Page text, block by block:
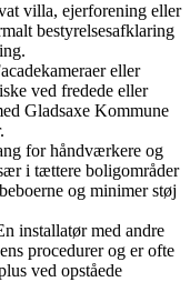
villa, ejerforening eller
bestyrelsesafklaring
eller
ved fredede eller
Gladsaxe Kommune
for håndværkere og
i tættere boligområder
og minimer støj
installatør med andre
procedurer og er ofte
ved opståede